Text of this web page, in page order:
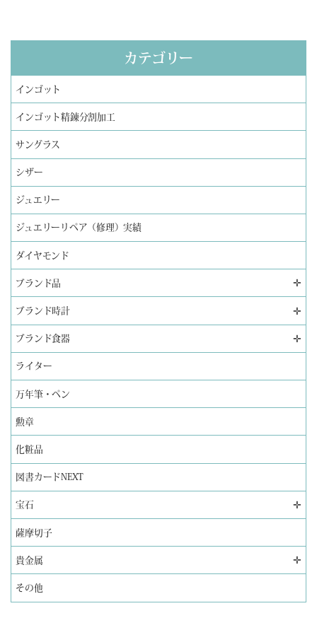
カテゴリー
インゴット
インゴット精錬分割加工
サングラス
シザー
ジュエリー
ジュエリーリペア（修理）実績
ダイヤモンド
ブランド品 ✛
ブランド時計 ✛
ブランド食器 ✛
ライター
万年筆・ペン
勲章
化粧品
図書カードNEXT
宝石 ✛
薩摩切子
貴金属 ✛
その他